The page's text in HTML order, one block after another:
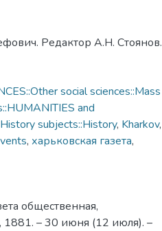
Редактор А.Н. Стоянов.
social sciences::Mass
and
subjects::History, Kharkov,
, харьковская газета,
общественная,
1881. – 30 июня (12 июля). –